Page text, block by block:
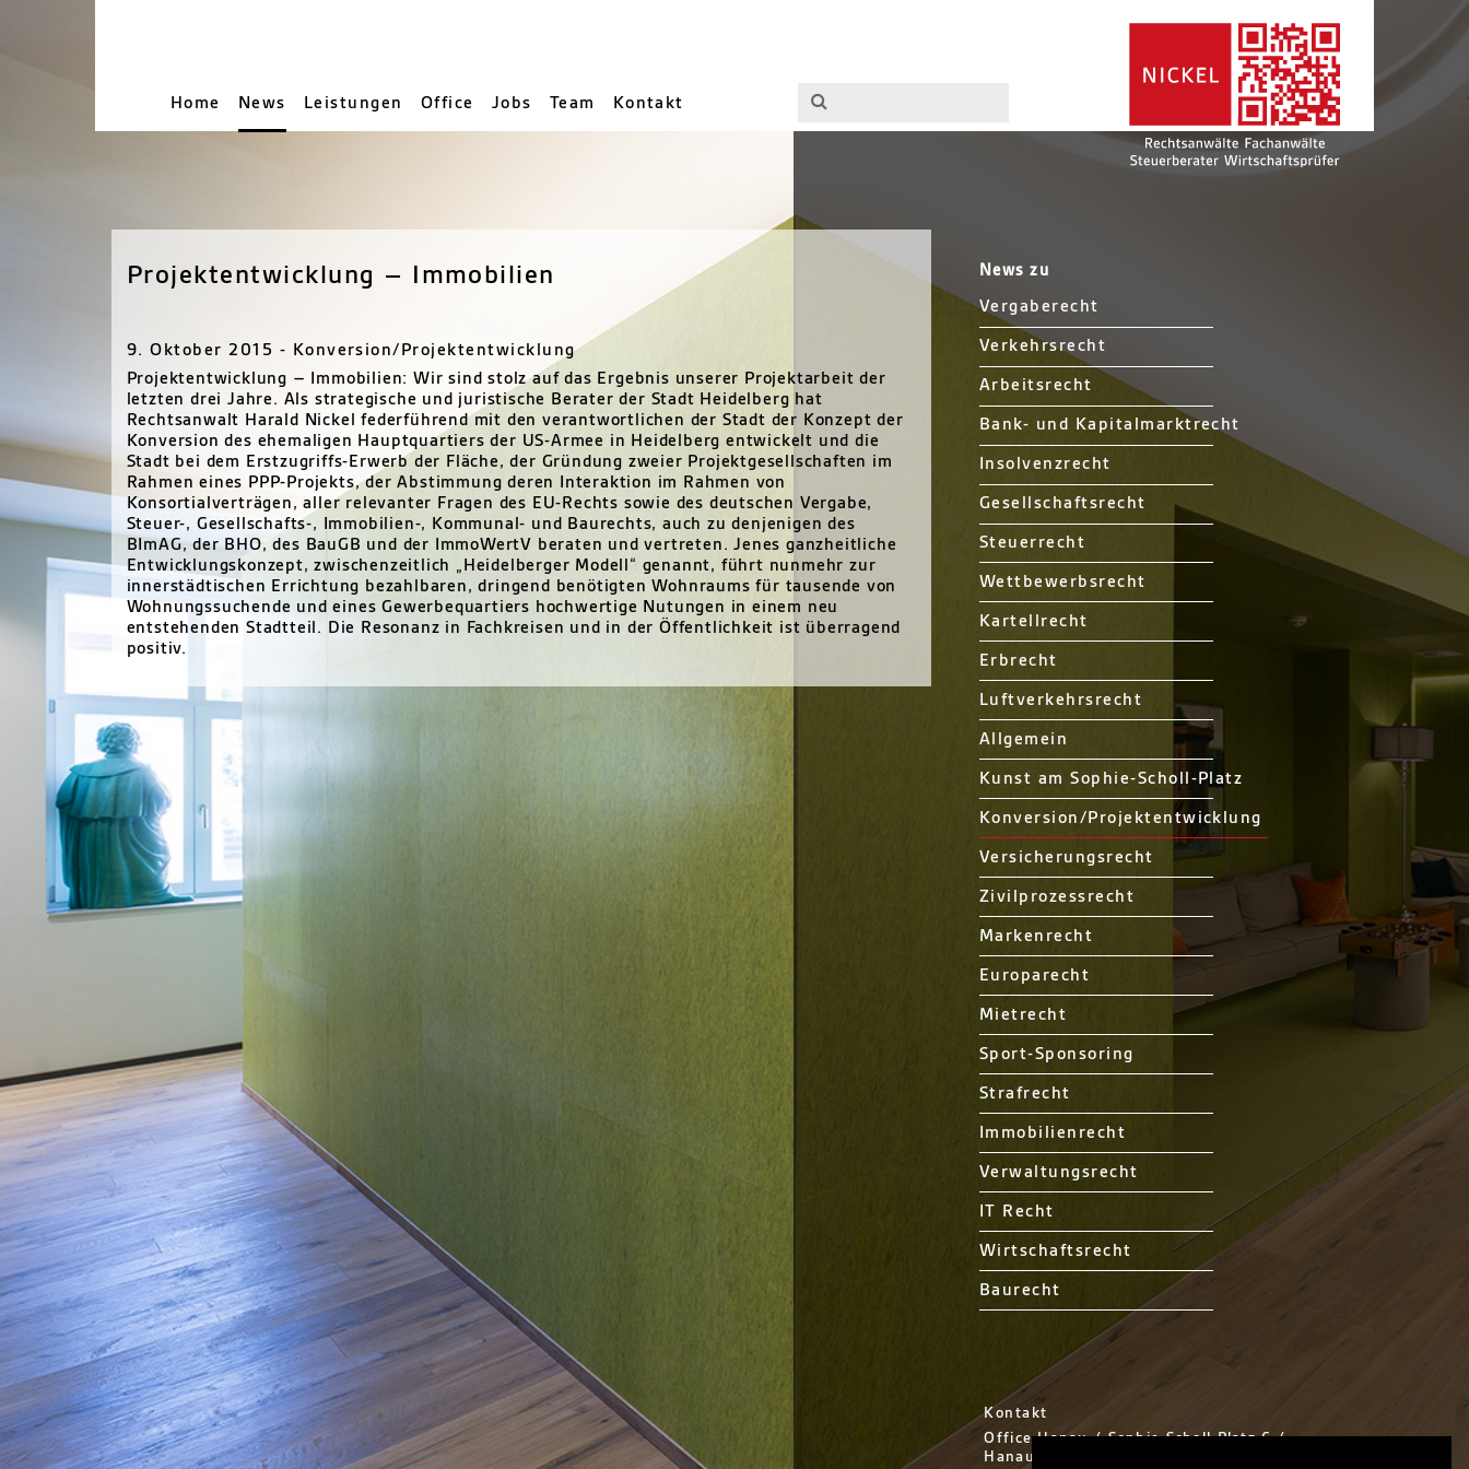
Home News Leistungen Office Jobs Team Kontakt
Projektentwicklung – Immobilien
9. Oktober 2015 - Konversion/Projektentwicklung
Projektentwicklung – Immobilien: Wir sind stolz auf das Ergebnis unserer Projektarbeit der
letzten drei Jahre. Als strategische und juristische Berater der Stadt Heidelberg hat
Rechtsanwalt Harald Nickel federführend mit den verantwortlichen der Stadt der Konzept der
Konversion des ehemaligen Hauptquartiers der US-Armee in Heidelberg entwickelt und die
Stadt bei dem Erstzugriffs-Erwerb der Fläche, der Gründung zweier Projektgesellschaften im
Rahmen eines PPP-Projekts, der Abstimmung deren Interaktion im Rahmen von
Konsortialverträgen, aller relevanter Fragen des EU-Rechts sowie des deutschen Vergabe,
Steuer-, Gesellschafts-, Immobilien-, Kommunal- und Baurechts, auch zu denjenigen des
BImAG, derBHO, des BauGB und der ImmoWertV beraten und vertreten. Jenes ganzheitliche
Entwicklungskonzept, zwischenzeitlich „Heidelberger Modell“ genannt, führt nunmehr zur
innerstädtischen Errichtung bezahlbaren, dringend benötigten Wohnraums für tausende von
Wohnungssuchende und eines Gewerbequartiers hochwertige Nutungen in einem neu
entstehenden Stadtteil. Die Resonanz in Fachkreisen und in der Öffentlichkeit ist überragend
positiv.
News zu
Vergaberecht
Verkehrsrecht
Arbeitsrecht
Bank- und Kapitalmarktrecht
Insolvenzrecht
Gesellschaftsrecht
Steuerrecht
Wettbewerbsrecht
Kartellrecht
Erbrecht
Luftverkehrsrecht
Allgemein
Kunst am Sophie-Scholl-Platz
Konversion/Projektentwicklung
Versicherungsrecht
Zivilprozessrecht
Markenrecht
Europarecht
Mietrecht
Sport-Sponsoring
Strafrecht
Immobilienrecht
Verwaltungsrecht
IT Recht
Wirtschaftsrecht
Baurecht
Kontakt
Office Hanau / Sophie Scholl Platz 6 /
Hanau